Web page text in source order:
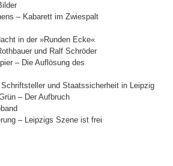
– Kabarett im Zwiespalt
in der »Runden Ecke«
und Ralf Schröder
– Die Auflösung des
und Staatssicherheit in Leipzig
– Der Aufbruch
– Leipzigs Szene ist frei